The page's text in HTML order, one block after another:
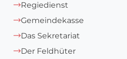
Regiedienst
Gemeindekasse
Das Sekretariat
Der Feldhüter